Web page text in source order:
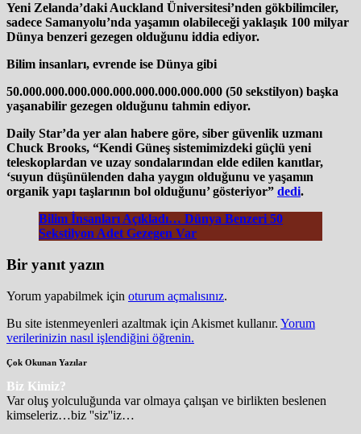
Yeni Zelanda’daki Auckland Üniversitesi’nden gökbilimciler,
sadece Samanyolu’nda yaşamın olabileceği yaklaşık 100 milyar
Dünya benzeri gezegen olduğunu iddia ediyor.
Bilim insanları, evrende ise Dünya gibi
50.000.000.000.000.000.000.000.000.000 (50 sekstilyon) başka
yaşanabilir gezegen olduğunu tahmin ediyor.
Daily Star’da yer alan habere göre, siber güvenlik uzmanı
Chuck Brooks, “Kendi Güneş sistemimizdeki güçlü yeni
teleskoplardan ve uzay sondalarından elde edilen kanıtlar,
‘suyun düşünülenden daha yaygın olduğunu ve yaşamın
organik yapı taşlarının bol olduğunu’ gösteriyor” dedi.
Bilim İnsanları Açıkladı… Dünya Benzeri 50
Sekstilyon Adet Gezegen Var
Bir yanıt yazın
Yorum yapabilmek için oturum açmalısınız.
Bu site istenmeyenleri azaltmak için Akismet kullanır. Yorum
verilerinizin nasıl işlendiğini öğrenin.
Çok Okunan Yazılar
Biz Kimiz?
Var oluş yolculuğunda var olmaya çalışan ve birlikten beslenen
kimseleriz…biz ''siz''iz…